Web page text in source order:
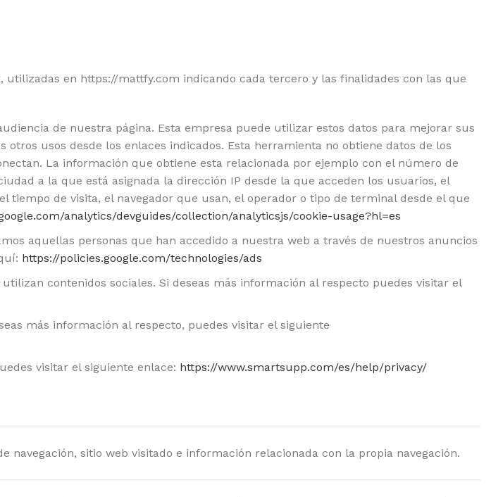
en https://mattfy.com indicando cada tercero y las finalidades con las que
de nuestra página. Esta empresa puede utilizar estos datos para mejorar sus
usos desde los enlaces indicados. Esta herramienta no obtiene datos de los
La información que obtiene esta relacionada por ejemplo con el número de
a la que está asignada la dirección IP desde la que acceden los usuarios, el
de visita, el navegador que usan, el operador o tipo de terminal desde el que
analytics/devguides/collection/analyticsjs/cookie-usage?hl=es
aquellas personas que han accedido a nuestra web a través de nuestros anuncios
https://policies.google.com/technologies/ads
contenidos sociales. Si deseas más información al respecto puedes visitar el
más información al respecto, puedes visitar el siguiente
visitar el siguiente enlace: https://www.smartsupp.com/es/help/privacy/
navegación, sitio web visitado e información relacionada con la propia navegación.